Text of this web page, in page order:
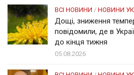
ВСІ НОВИНИ / НОВИНИ
Дощі, зниження
повідомили, де в
до кінця тижня
05.08.2026